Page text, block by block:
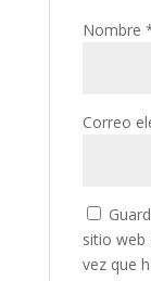
Nombre
Correo
sitio web
vez que